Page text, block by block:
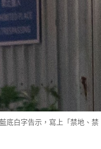
底白字告示，寫上「禁地、禁